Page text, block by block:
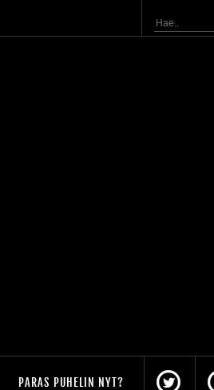
PARAS PUHELIN NYT?